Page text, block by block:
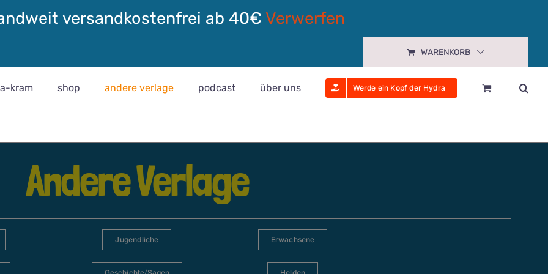
versandkostenfrei ab 40€ Verwerfen
WARENKORB
kram shop andere verlage podcast über uns Werde ein Kopf der Hydra
Andere Verlage
Jugendliche Erwachsene